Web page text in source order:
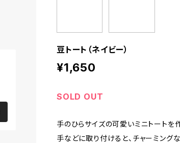
豆トート（ネイビー）
¥1,650
SOLD OUT
手のひらサイズの可愛いミニトートを
手などに取り付けると、チャーミング